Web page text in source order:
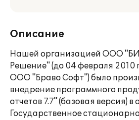
Описание
Нашей организацией ООО
Решение" (до 04 февраля 2010
ООО "Браво Софт") было
внедрение программного
отчетов 7.7" (базовая версия)
Государственное